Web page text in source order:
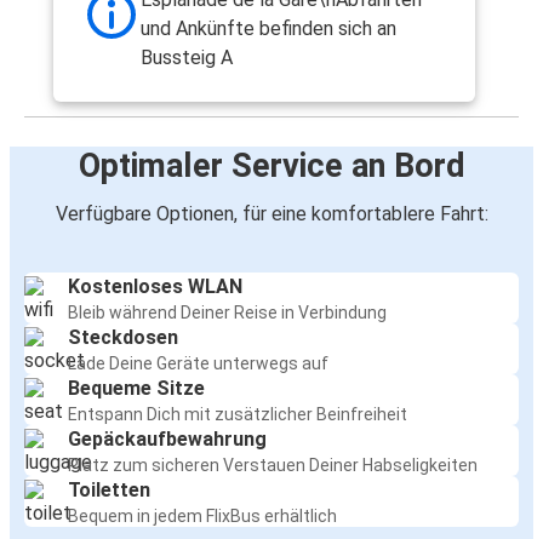
und Ankünfte befinden sich an
Bussteig A
Optimaler Service an Bord
Verfügbare Optionen, für eine komfortablere Fahrt:
Kostenloses WLAN
Bleib während Deiner Reise in Verbindung
Steckdosen
Lade Deine Geräte unterwegs auf
Bequeme Sitze
Entspann Dich mit zusätzlicher Beinfreiheit
Gepäckaufbewahrung
Platz zum sicheren Verstauen Deiner Habseligkeiten
Toiletten
Bequem in jedem FlixBus erhältlich